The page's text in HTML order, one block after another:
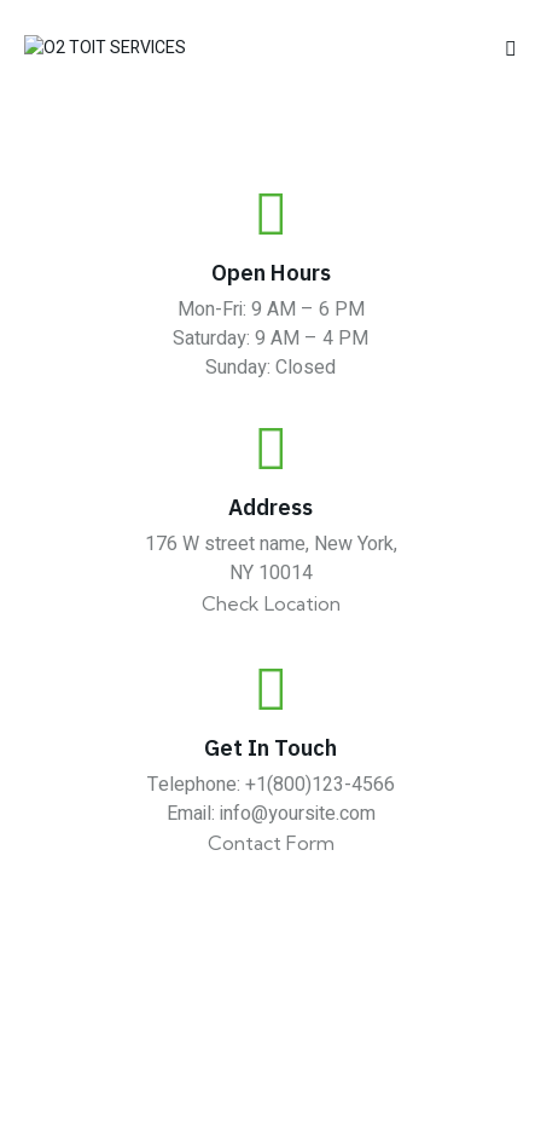
Open Hours
Mon-Fri: 9 AM – 6 PM
Saturday: 9 AM – 4 PM
Sunday: Closed
Address
176 W street name, New York,
NY 10014
Check Location
Get In Touch
Telephone: +1(800)123-4566
Email: info@yoursite.com
Contact Form